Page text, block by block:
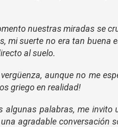
nuestras miradas se
mi suerte no era tan buena
al suelo.
aunque no me
griego en realidad!
algunas palabras, me
agradable conversación